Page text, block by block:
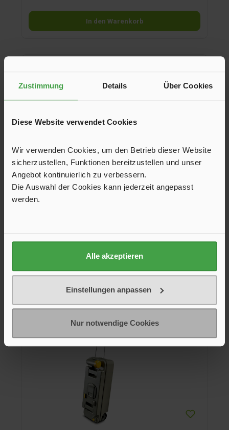
Zustimmung Details Über Cookies
Diese Website verwendet Cookies
Wir verwenden Cookies, um den Betrieb dieser Website
sicherzustellen, Funktionen bereitzustellen und unser
Angebot kontinuierlich zu verbessern.
Die Auswahl der Cookies kann jederzeit angepasst
werden.
Alle akzeptieren
Einstellungen anpassen
Nur notwendige Cookies
In den Warenkorb
208,95 €* 211,95 €*
In den Warenkorb